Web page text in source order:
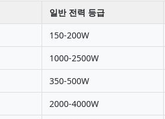
일반 전력 등급
150-200W
1000-2500W
350-500W
2000-4000W